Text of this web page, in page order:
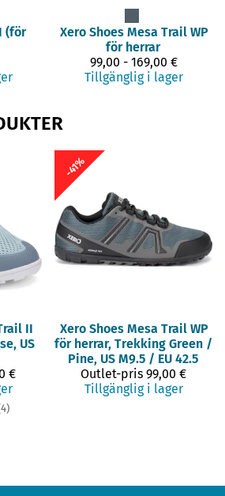
(för
Xero Shoes Mesa Trail WP
för herrar
99,00 - 169,00 €
Tillgänglig i lager
II
US
€
-41%
Xero Shoes Mesa Trail WP
för herrar, Trekking Green /
Pine, US M9.5 / EU 42.5
Outlet-pris 99,00 €
Tillgänglig i lager